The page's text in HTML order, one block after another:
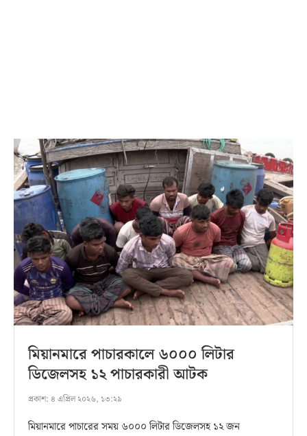
মিয়ানমারে পাচারকালে ৬০০০ লিটার
ডিজেলসহ ১২ পাচারকারী আটক
প্রকাশ: ৪ এপ্রিল ২০২৬, ১৩:২৯
মিয়ানমারে পাচারের সময় ৬০০০ লিটার ডিজেলসহ ১২ জন